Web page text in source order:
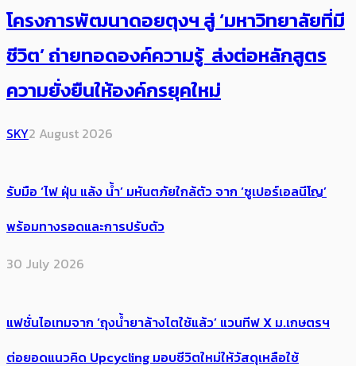
โครงการพัฒนาดอยตุงฯ สู่ ‘มหาวิทยาลัยที่มี
ชีวิต’ ถ่ายทอดองค์ความรู้ ส่งต่อหลักสูตร
ความยั่งยืนให้องค์กรยุคใหม่
SKY2 August 2026
รับมือ ‘ไฟ ฝุ่น แล้ง น้ำ’ มหันตภัยใกล้ตัว จาก ‘ซูเปอร์เอลนีโญ’
พร้อมทางรอดและการปรับตัว
30 July 2026
แฟชั่นไอเทมจาก ‘ถุงน้ำยาล้างไตใช้แล้ว’ แวนทีฟ X ม.เกษตรฯ
ต่อยอดแนวคิด Upcycling มอบชีวิตใหม่ให้วัสดุเหลือใช้